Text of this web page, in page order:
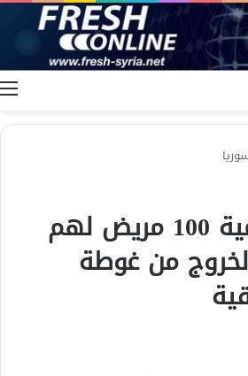
الصحة العالمية 100 مريض لهم
من غوطة